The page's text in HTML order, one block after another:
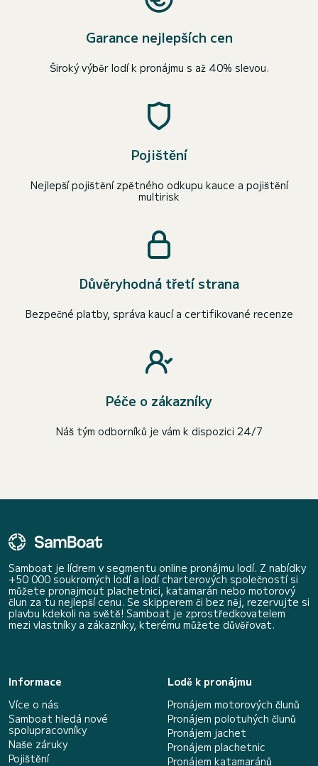
Garance nejlepších cen
Široký výběr lodí k pronájmu s až 40% slevou.
Pojištění
Nejlepší pojištění zpětného odkupu kauce a pojištění
multirisk
Důvěryhodná třetí strana
Bezpečné platby, správa kaucí a certifikované recenze
Péče o zákazníky
Náš tým odborníků je vám k dispozici 24/7
Samboat je lídrem v segmentu online pronájmu lodí. Z nabídky
+50 000 soukromých lodí a lodí charterových společností si
můžete pronajmout plachetnici, katamarán nebo motorový
člun za tu nejlepší cenu. Se skipperem či bez něj, rezervujte si
plavbu kdekoli na světě! Samboat je zprostředkovatelem
mezi vlastníky a zákazníky, kterému můžete důvěřovat.
Informace
Více o nás
Samboat hledá nové
spolupracovníky
Naše záruky
Pojištění
Lodě k pronájmu
Pronájem motorových člunů
Pronájem polotuhých člunů
Pronájem jachet
Pronájem plachetnic
Pronájem katamaránů